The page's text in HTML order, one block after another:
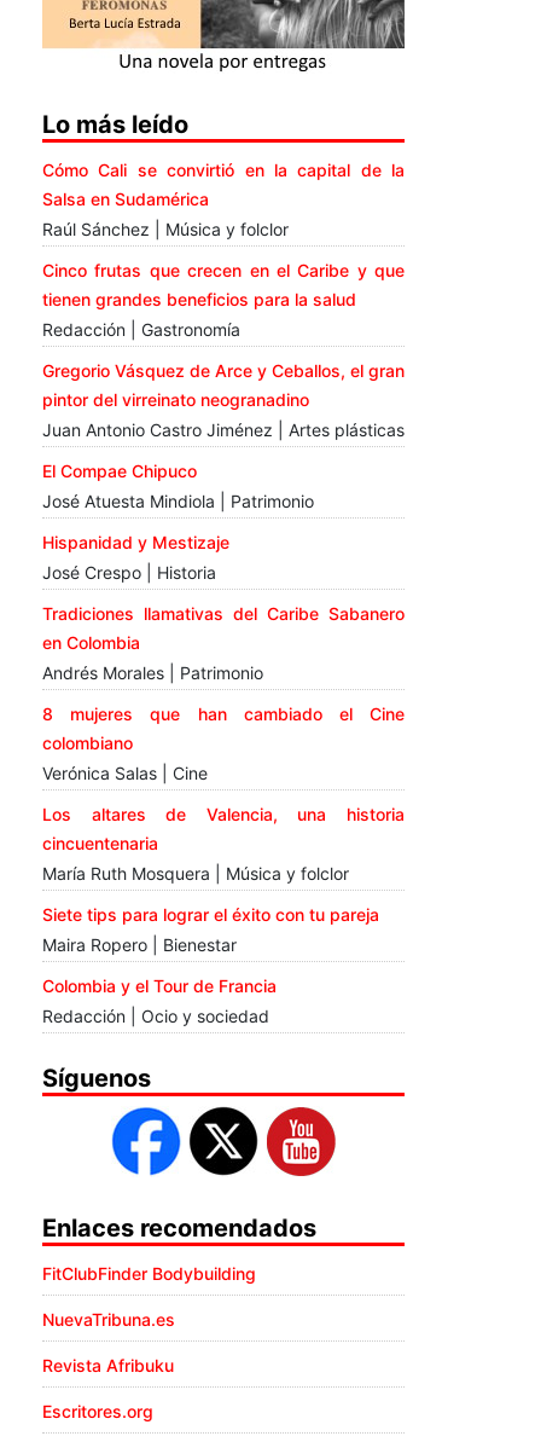
Lo más leído
Cómo Cali se convirtió en la capital de la
Salsa en Sudamérica
Raúl Sánchez | Música y folclor
Cinco frutas que crecen en el Caribe y que
tienen grandes beneficios para la salud
Redacción | Gastronomía
Gregorio Vásquez de Arce y Ceballos, el gran
pintor del virreinato neogranadino
Juan Antonio Castro Jiménez | Artes plásticas
El Compae Chipuco
José Atuesta Mindiola | Patrimonio
Hispanidad y Mestizaje
José Crespo | Historia
Tradiciones llamativas del Caribe Sabanero
en Colombia
Andrés Morales | Patrimonio
8 mujeres que han cambiado el Cine
colombiano
Verónica Salas | Cine
Los altares de Valencia, una historia
cincuentenaria
María Ruth Mosquera | Música y folclor
Siete tips para lograr el éxito con tu pareja
Maira Ropero | Bienestar
Colombia y el Tour de Francia
Redacción | Ocio y sociedad
Síguenos
Enlaces recomendados
FitClubFinder Bodybuilding
NuevaTribuna.es
Revista Afribuku
Escritores.org